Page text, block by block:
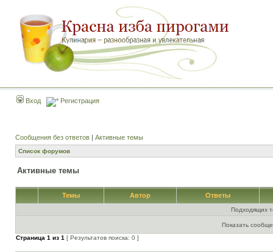
Вход Регистрация
Сообщения без ответов | Активные темы
Список форумов
Активные темы
Темы Автор Ответы
Подходящих
Показать
Страница 1 из 1 [ Результатов поиска: 0 ]